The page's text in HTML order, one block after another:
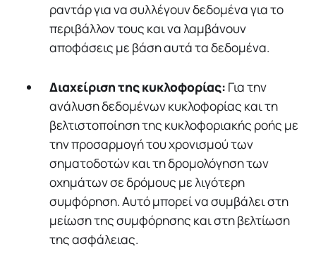
ραντάρ για να συλλέγουν δεδομένα για το
περιβάλλον τους και να λαμβάνουν
αποφάσεις με βάση αυτά τα δεδομένα.
Διαχείριση της κυκλοφορίας: Για την
ανάλυση δεδομένων κυκλοφορίας και τη
βελτιστοποίηση της κυκλοφοριακής ροής με
την προσαρμογή του χρονισμού των
σηματοδοτών και τη δρομολόγηση των
οχημάτων σε δρόμους με λιγότερη
συμφόρηση. Αυτό μπορεί να συμβάλει στη
μείωση της συμφόρησης και στη βελτίωση
της ασφάλειας.